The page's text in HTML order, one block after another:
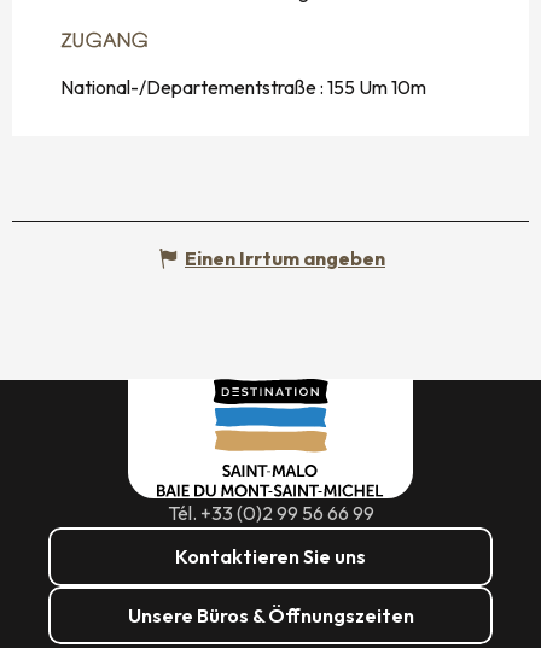
ZUGANG
ZUGANG
National-/Departementstraße : 155 Um 10m
Einen Irrtum angeben
Tél. +33 (0)2 99 56 66 99
Kontaktieren Sie uns
Unsere Büros & Öffnungszeiten